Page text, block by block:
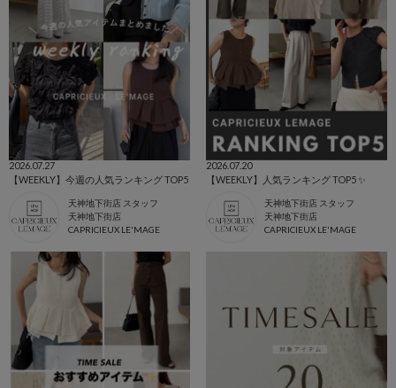
2026.07.27
【WEEKLY】今週の人気ランキング TOP5
天神地下街店 スタッフ
天神地下街店
CAPRICIEUX LE'MAGE
2026.07.20
【WEEKLY】人気ランキング TOP5 ✨️
天神地下街店 スタッフ
天神地下街店
CAPRICIEUX LE'MAGE